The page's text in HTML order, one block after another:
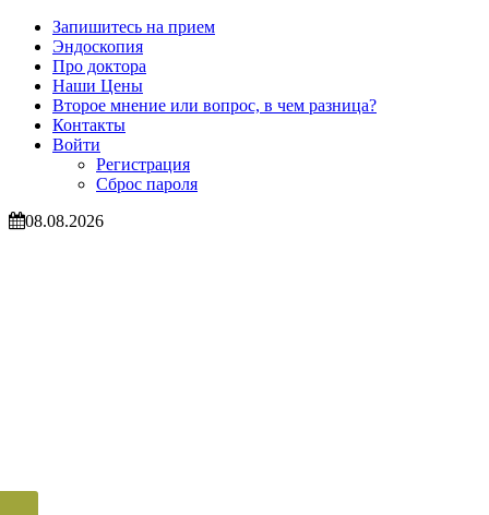
Запишитесь на прием
Эндоскопия
Про доктора
Наши Цены
Второе мнение или вопрос, в чем разница?
Контакты
Войти
Регистрация
Сброс пароля
08.08.2026